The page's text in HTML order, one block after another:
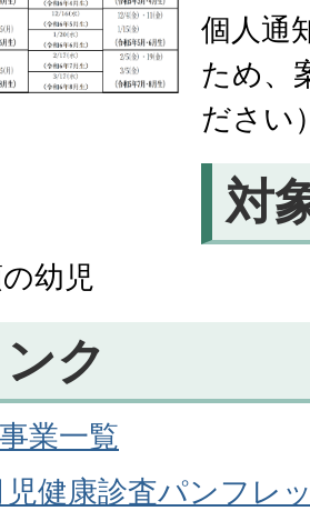
個人通
ため、
ださい
対
幼児
ク
業一覧
健康診査パンフレ